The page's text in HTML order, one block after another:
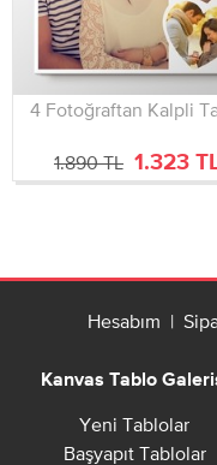
4 Fotoğraftan Kalpli
1.890 TL 1.323
Hesabım |
Kanvas Tablo
Yeni Tablolar
Başyapıt Tablolar